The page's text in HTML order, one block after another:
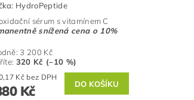
HydroPeptide
sérum s vitamínem C
snížená cena o 10%
3 200 Kč
: 320 Kč (–10 %)
2 380,17 Kč bez DPH
Kč